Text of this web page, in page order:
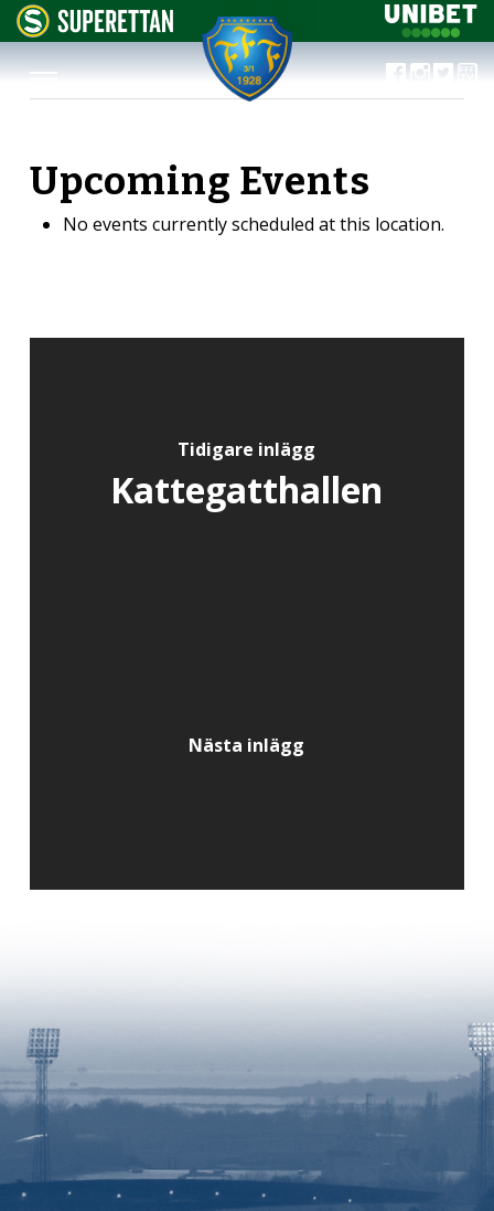
Upcoming Events
No events currently scheduled at this location.
Tidigare inlägg
Kattegatthallen
Nästa inlägg